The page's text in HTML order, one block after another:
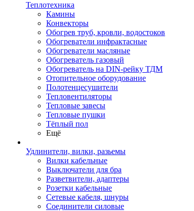
Теплотехника
Камины
Конвекторы
Обогрев труб, кровли, водостоков
Обогреватели инфрактасные
Обогреватели масляные
Обогреватель газовый
Обогреватель на DIN-рейку ТДМ
Отопительное оборудование
Полотенцесушители
Тепловентиляторы
Тепловые завесы
Тепловые пушки
Тёплый пол
Ещё
Удлинители, вилки, разьемы
Вилки кабельные
Выключатели для бра
Разветвители, адаптеры
Розетки кабельные
Сетевые кабеля, шнуры
Соединители силовые